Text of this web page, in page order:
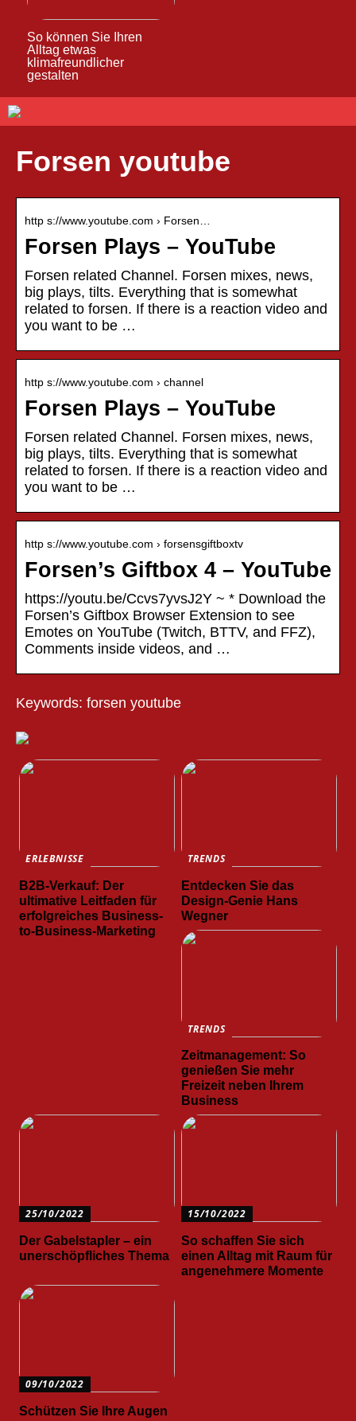
So können Sie Ihren
Alltag etwas
klimafreundlicher
gestalten
Forsen youtube
http s://www.youtube.com › Forsen…
Forsen Plays – YouTube
Forsen related Channel. Forsen mixes, news,
big plays, tilts. Everything that is somewhat
related to forsen. If there is a reaction video and
you want to be …
http s://www.youtube.com › channel
Forsen Plays – YouTube
Forsen related Channel. Forsen mixes, news,
big plays, tilts. Everything that is somewhat
related to forsen. If there is a reaction video and
you want to be …
http s://www.youtube.com › forsensgiftboxtv
Forsen’s Giftbox 4 – YouTube
https://youtu.be/Ccvs7yvsJ2Y ~ * Download the
Forsen’s Giftbox Browser Extension to see
Emotes on YouTube (Twitch, BTTV, and FFZ),
Comments inside videos, and …
Keywords: forsen youtube
ERLEBNISSE
B2B-Verkauf: Der
ultimative Leitfaden für
erfolgreiches Business-
to-Business-Marketing
TRENDS
Entdecken Sie das
Design-Genie Hans
Wegner
TRENDS
Zeitmanagement: So
genießen Sie mehr
Freizeit neben Ihrem
Business
25/10/2022
Der Gabelstapler – ein
unerschöpfliches Thema
15/10/2022
So schaffen Sie sich
einen Alltag mit Raum für
angenehmere Momente
09/10/2022
Schützen Sie Ihre Augen